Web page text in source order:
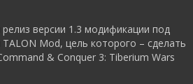
версии 1.3 модификации под
Mod, цель которого – сделать
& Conquer 3: Tiberium Wars